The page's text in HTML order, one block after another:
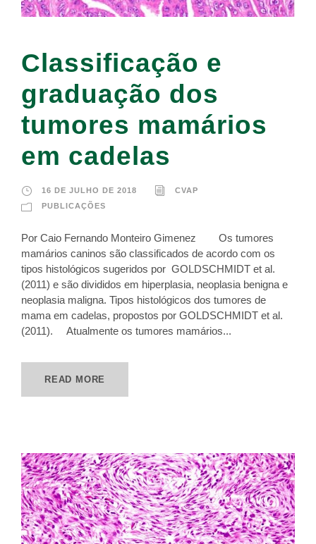
Classificação e
graduação dos
tumores mamários
em cadelas
16 DE JULHO DE 2018
CVAP
PUBLICAÇÕES
Por Caio Fernando Monteiro Gimenez Os tumores
mamários caninos são classificados de acordo com os
tipos histológicos sugeridos por GOLDSCHMIDT et al.
(2011) e são divididos em hiperplasia, neoplasia benigna e
neoplasia maligna. Tipos histológicos dos tumores de
mama em cadelas, propostos por GOLDSCHMIDT et al.
(2011). Atualmente os tumores mamários...
READ MORE